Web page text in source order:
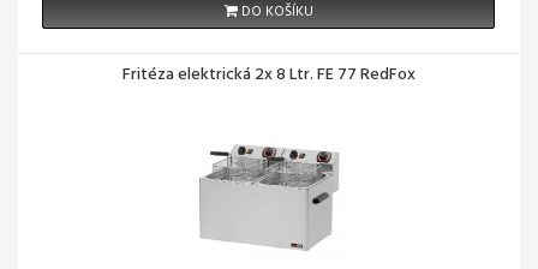
DO KOŠÍKU
Fritéza elektrická 2x 8 Ltr. FE 77 RedFox